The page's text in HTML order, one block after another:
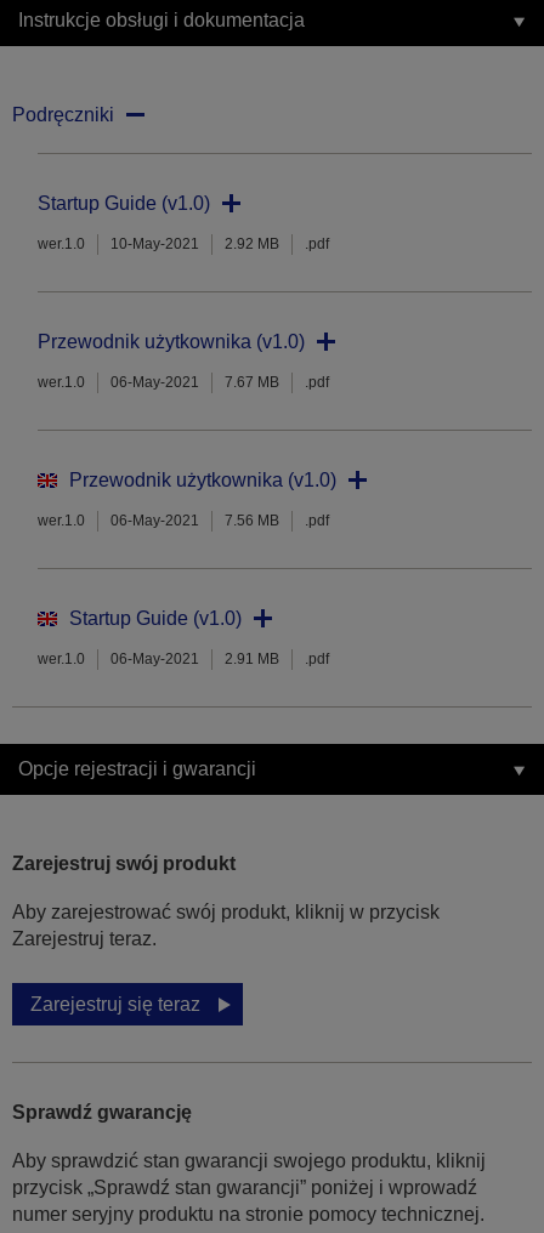
Instrukcje obsługi i dokumentacja
Podręczniki
Startup Guide (v1.0)
wer.1.0 10-May-2021 2.92 MB .pdf
Przewodnik użytkownika (v1.0)
wer.1.0 06-May-2021 7.67 MB .pdf
Przewodnik użytkownika (v1.0)
wer.1.0 06-May-2021 7.56 MB .pdf
Startup Guide (v1.0)
wer.1.0 06-May-2021 2.91 MB .pdf
Opcje rejestracji i gwarancji
Zarejestruj swój produkt
Aby zarejestrować swój produkt, kliknij w przycisk
Zarejestruj teraz.
Zarejestruj się teraz
Sprawdź gwarancję
Aby sprawdzić stan gwarancji swojego produktu, kliknij
przycisk „Sprawdź stan gwarancji” poniżej i wprowadź
numer seryjny produktu na stronie pomocy technicznej.